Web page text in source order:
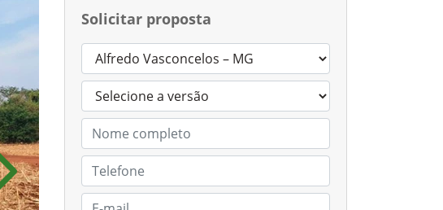
Solicitar proposta
Próximo